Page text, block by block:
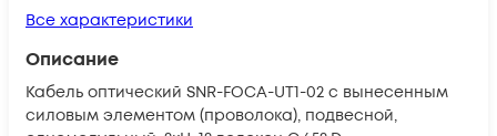
Все характеристики
Описание
Кабель оптический SNR-FOCA-UT1-02 с вынесенным
силовым элементом (проволока), подвесной,